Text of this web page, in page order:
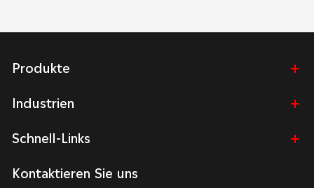
Produkte
Industrien
Schnell-Links
Kontaktieren Sie uns